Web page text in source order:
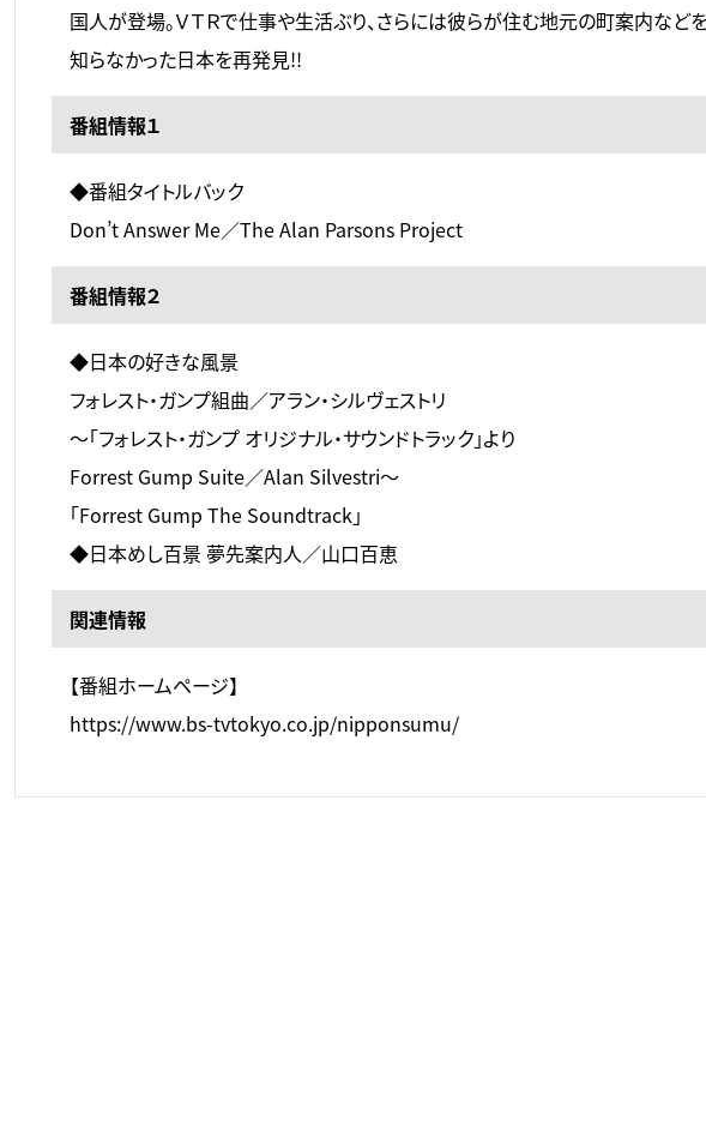
国人が登場。ＶＴＲで仕事や生活ぶり、さらには彼らが住む地元の町案内など
知らなかった日本を再発見!!
番組情報１
◆番組タイトルバック
Don’t Answer Me／The Alan Parsons Project
番組情報２
◆日本の好きな風景
フォレスト・ガンプ組曲／アラン・シルヴェストリ
～「フォレスト・ガンプ オリジナル・サウンドトラック」より
Forrest Gump Suite／Alan Silvestri～
「Forrest Gump The Soundtrack」
◆日本めし百景 夢先案内人／山口百恵
関連情報
【番組ホームページ】
https://www.bs-tvtokyo.co.jp/nipponsumu/